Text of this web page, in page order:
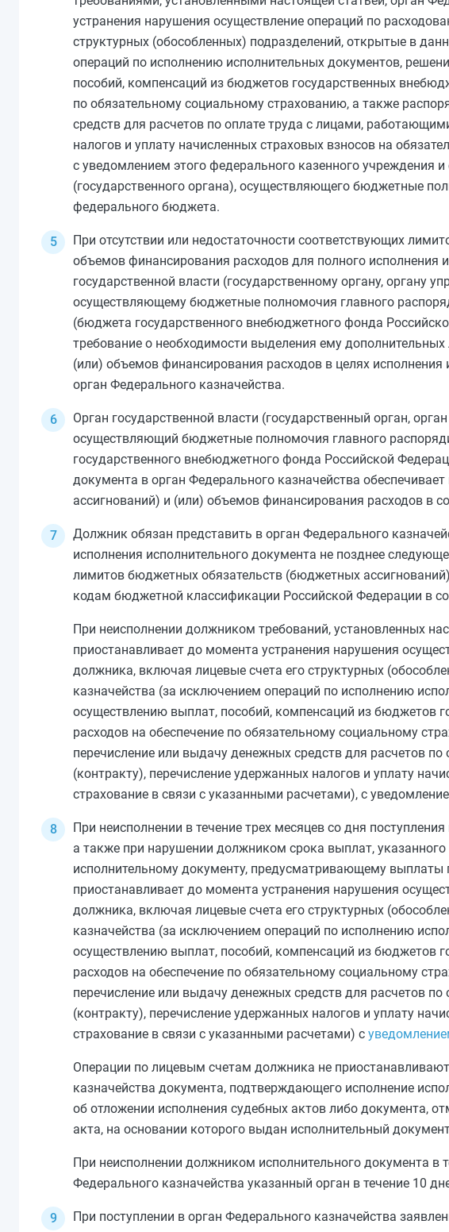
устранения нарушения осуществление операций по
структурных (обособленных) подразделений, открытые в
операций по исполнению исполнительных документов,
пособий, компенсаций из бюджетов государственных
по обязательному социальному страхованию, а также
средств для расчетов по оплате труда с лицами,
налогов и уплату начисленных страховых взносов на
с уведомлением этого федерального казенного учреждения
(государственного органа), осуществляющего бюджетные
федерального бюджета.
При отсутствии или недостаточности соответствующих
объемов финансирования расходов для полного исполнения
государственной власти (государственному органу,
осуществляющему бюджетные полномочия главного
(бюджета государственного внебюджетного фонда
требование о необходимости выделения ему
(или) объемов финансирования расходов в целях
орган Федерального казначейства.
Орган государственной власти (государственный орган,
осуществляющий бюджетные полномочия главного
государственного внебюджетного фонда Российской
документа в орган Федерального казначейства
ассигнований) и (или) объемов финансирования расходов в
Должник обязан представить в орган Федерального
исполнения исполнительного документа не позднее
лимитов бюджетных обязательств (бюджетных
кодам бюджетной классификации Российской Федерации в
При неисполнении должником требований, установленных
приостанавливает до момента устранения нарушения
должника, включая лицевые счета его структурных
казначейства (за исключением операций по исполнению
осуществлению выплат, пособий, компенсаций из бюджетов
расходов на обеспечение по обязательному социальному
перечисление или выдачу денежных средств для расчетов
(контракту), перечисление удержанных налогов и уплату
страхование в связи с указанными расчетами), с
При неисполнении в течение трех месяцев со дня
а также при нарушении должником срока выплат, указанного
исполнительному документу, предусматривающему выплаты
приостанавливает до момента устранения нарушения
должника, включая лицевые счета его структурных
казначейства (за исключением операций по исполнению
осуществлению выплат, пособий, компенсаций из бюджетов
расходов на обеспечение по обязательному социальному
перечисление или выдачу денежных средств для расчетов
(контракту), перечисление удержанных налогов и уплату
страхование в связи с указанными расчетами) с
Операции по лицевым счетам должника не
казначейства документа, подтверждающего исполнение
об отложении исполнения судебных актов либо документа,
акта, на основании которого выдан исполнительный
При неисполнении должником исполнительного документа в
Федерального казначейства указанный орган в течение 10
При поступлении в орган Федерального казначейства